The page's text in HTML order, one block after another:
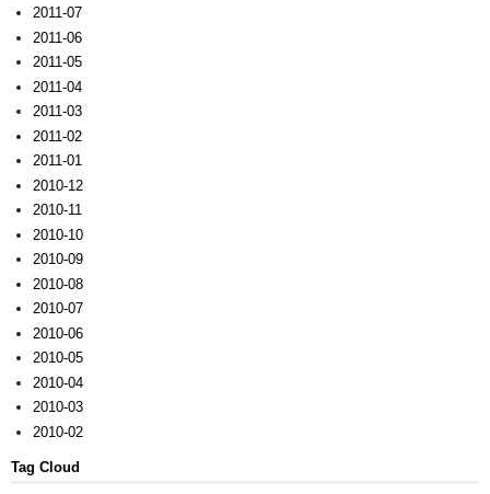
2011-07
2011-06
2011-05
2011-04
2011-03
2011-02
2011-01
2010-12
2010-11
2010-10
2010-09
2010-08
2010-07
2010-06
2010-05
2010-04
2010-03
2010-02
Tag Cloud